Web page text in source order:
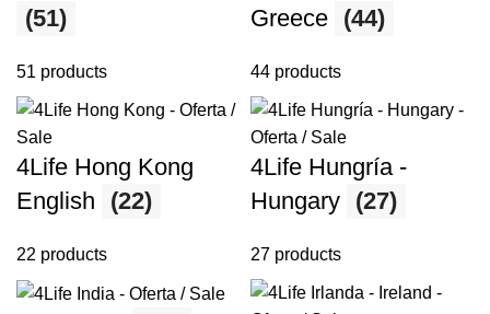
(51)
51 products
Greece (44)
44 products
4Life Hong Kong
English
(22)
22 products
4Life Hungría -
Hungary (27)
27 products